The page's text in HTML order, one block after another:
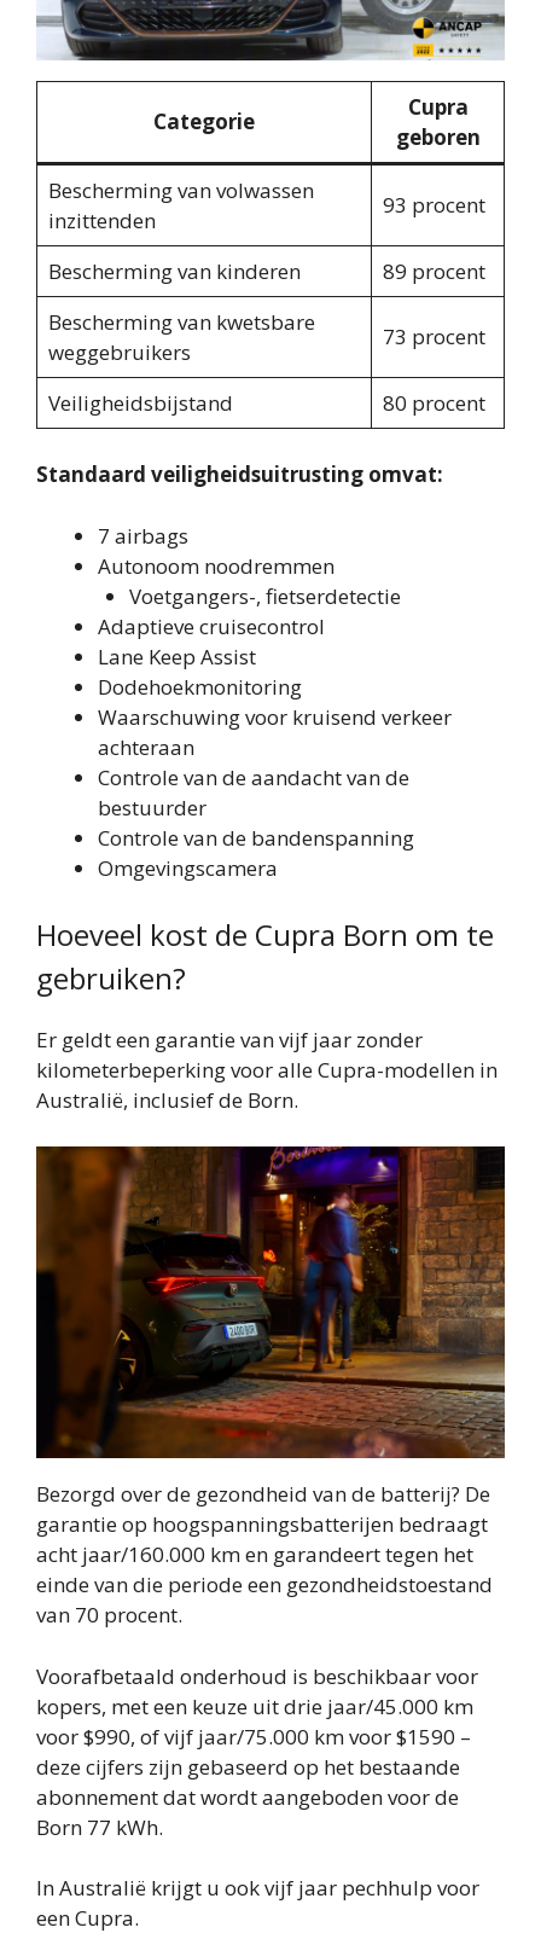
Categorie
Cupra
geboren
Bescherming van volwassen
inzittenden
93 procent
Bescherming van kinderen
89 procent
Bescherming van kwetsbare
weggebruikers
73 procent
Veiligheidsbijstand 80 procent
Standaard veiligheidsuitrusting omvat:
7 airbags
Autonoom noodremmen
Voetgangers-, fietserdetectie
Adaptieve cruisecontrol
Lane Keep Assist
Dodehoekmonitoring
Waarschuwing voor kruisend verkeer
achteraan
Controle van de aandacht van de
bestuurder
Controle van de bandenspanning
Omgevingscamera
Hoeveel kost de Cupra Born om te
gebruiken?
Er geldt een garantie van vijf jaar zonder
kilometerbeperking voor alle Cupra-modellen in
Australië, inclusief de Born.
Bezorgd over de gezondheid van de batterij? De
garantie op hoogspanningsbatterijen bedraagt ​​
acht jaar/160.000 km en garandeert tegen het
einde van die periode een gezondheidstoestand
van 70 procent.
Voorafbetaald onderhoud is beschikbaar voor
kopers, met een keuze uit drie jaar/45.000 km
voor $990, of vijf jaar/75.000 km voor $1590 –
deze cijfers zijn gebaseerd op het bestaande
abonnement dat wordt aangeboden voor de
Born 77 kWh.
In Australië krijgt u ook vijf jaar pechhulp voor
een Cupra.